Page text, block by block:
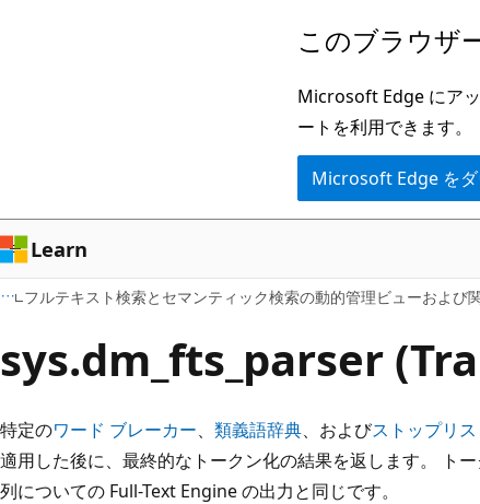
ン
ツ
に
ス
ッ
このブラウザ
Microsoft Edge にア
ートを利用できます。
Microsoft Edge をダ
Learn
フルテキスト検索とセマンティック検索の動的管理ビューおよび
sys.dm_fts_parser
特定のワード ブレーカー、 類義語辞典、およびストップリス
適用した後に、最終的なトークン化の結果を返します。 ト
列についての Full-Text Engine の出力と同じです。